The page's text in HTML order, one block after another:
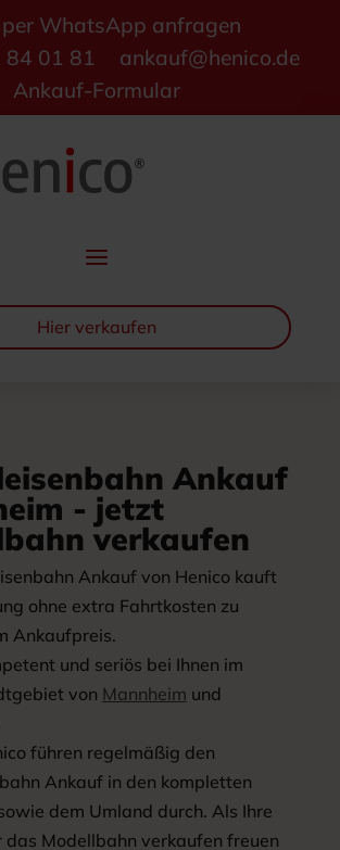
per WhatsApp anfragen
84 01 81
ankauf@henico.de
Ankauf-Formular
Hier verkaufen
Ankauf
- jetzt
verkaufen
Ankauf von Henico kauft
ohne extra Fahrtkosten zu
Ankaufpreis.
und seriös bei Ihnen im
von Mannheim und
führen regelmäßig den
Ankauf in den kompletten
dem Umland durch. Als Ihre
das Modellbahn verkaufen freuen